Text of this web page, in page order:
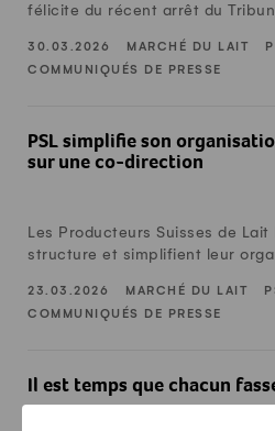
félicite du récent arrêt du
30.03.2026 MARCHÉ DU LAIT
COMMUNIQUÉS DE PRESSE
PSL simplifie son
sur une co-direction
Les Producteurs Suisses de
structure et simplifient leur
23.03.2026 MARCHÉ DU LAIT
COMMUNIQUÉS DE PRESSE
Il est temps que chacun